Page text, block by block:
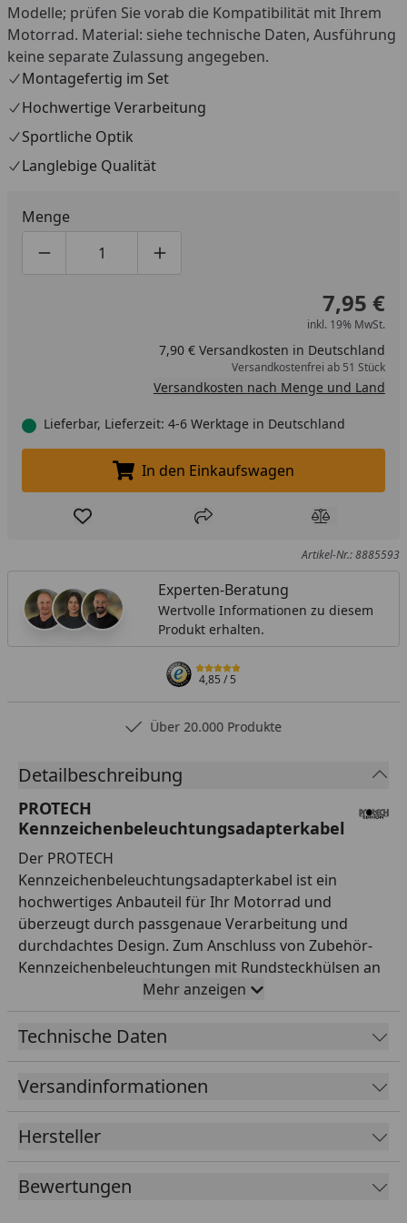
Modelle; prüfen Sie vorab die Kompatibilität mit Ihrem
Motorrad. Material: siehe technische Daten, Ausführung
keine separate Zulassung angegeben.
Montagefertig im Set
Hochwertige Verarbeitung
Sportliche Optik
Langlebige Qualität
Menge
Produktmenge um eins verringern
Produktmenge manuell eingeben
Produktmenge um eins erhöhen
7,95 €
inkl. 19% MwSt.
7,90 € Versandkosten in Deutschland
Versandkostenfrei ab 51 Stück
Versandkosten nach Menge und Land
Lieferbar, Lieferzeit: 4-6 Werktage in Deutschland
In den Einkaufswagen legen
In den Einkaufswagen
Produkt zur Wunschliste hinzufügen
Teilen Produkt
Artikel-Nr.: 8885593
Experten-Beratung
Wertvolle Informationen zu diesem
Produkt erhalten.
4,85/ 5
Über 20.000 Produkte
Detailbeschreibung
PROTECH
Kennzeichenbeleuchtungsadapterkabel
Der PROTECH
Kennzeichenbeleuchtungsadapterkabel ist ein
hochwertiges Anbauteil für Ihr Motorrad und
überzeugt durch passgenaue Verarbeitung und
durchdachtes Design. Zum Anschluss von Zubehör-
Kennzeichenbeleuchtungen mit Rundsteckhülsen an
den Original-Kennzeichenbeleuchtungssteckern. Der
Artikel wird montagefertig mit allen erforderlichen
Teilen geliefert und lässt sich unkompliziert
Motorrad-Zubehör mit präziser Verarbeitung,
durchdachter Funktionalität und einem starken Preis-
Zubehörteil einen optischen Akzent und werten Sie
Ihr Bike sichtbar auf. Profitieren Sie von einer
sauberen Verarbeitung und einem stimmigen
Mehr anzeigen
Technische Daten
Versandinformationen
Hersteller
Bewertungen